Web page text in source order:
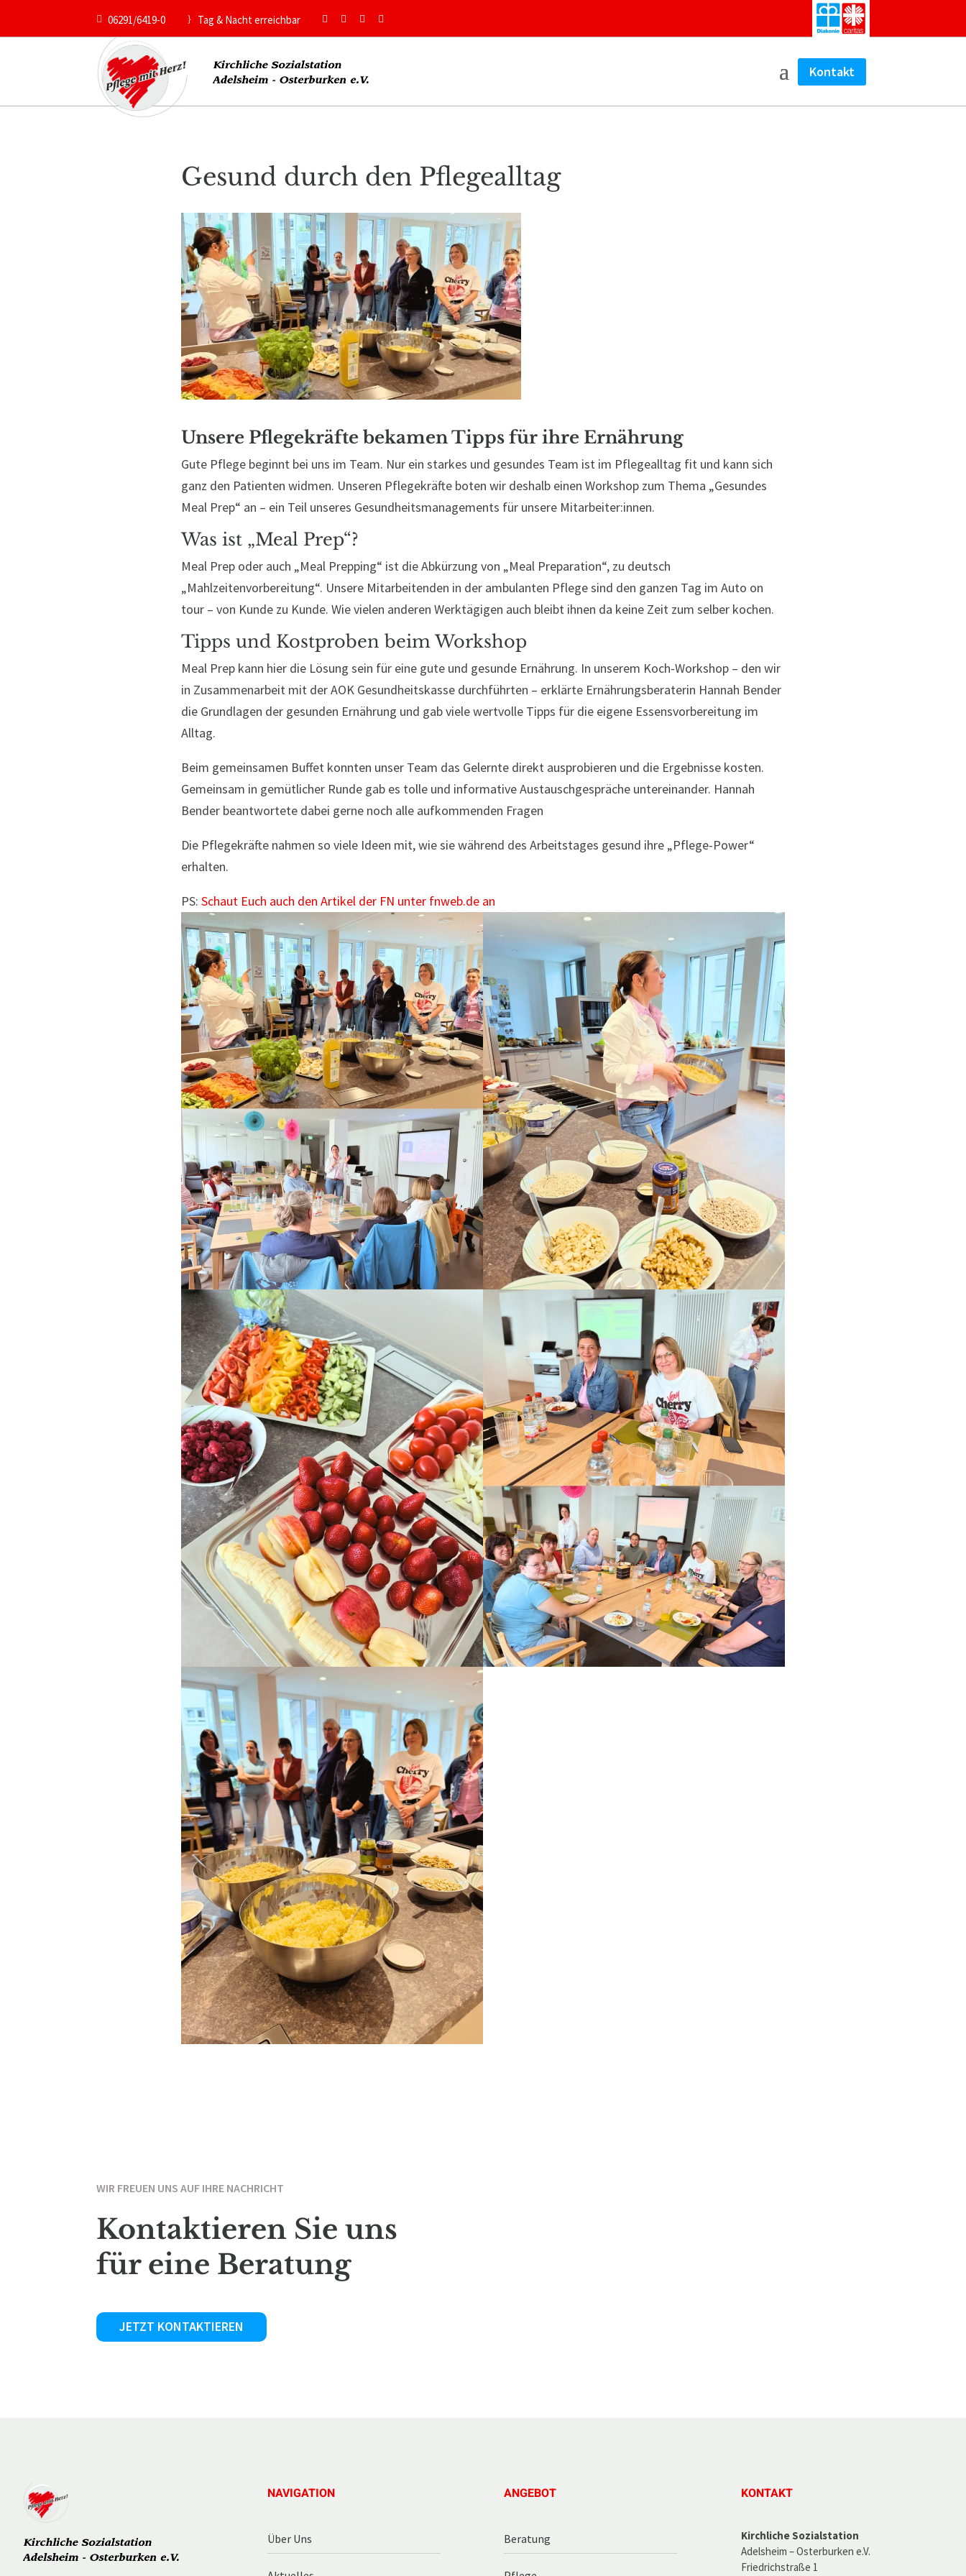
 06291/6419-0 } Tag & Nacht erreichbar    
Kontakt
Gesund durch den Pflegealltag
Unsere Pflegekräfte bekamen Tipps für ihre Ernährung
Gute Pflege beginnt bei uns im Team. Nur ein starkes und gesundes Team ist im Pflegealltag fit und kann sich
ganz den Patienten widmen. Unseren Pflegekräfte boten wir deshalb einen Workshop zum Thema „Gesundes
Meal Prep“ an – ein Teil unseres Gesundheitsmanagements für unsere Mitarbeiter:innen.
Was ist „Meal Prep“?
Meal Prep oder auch „Meal Prepping“ ist die Abkürzung von „Meal Preparation“, zu deutsch
„Mahlzeitenvorbereitung“. Unsere Mitarbeitenden in der ambulanten Pflege sind den ganzen Tag im Auto on
tour – von Kunde zu Kunde. Wie vielen anderen Werktägigen auch bleibt ihnen da keine Zeit zum selber kochen.
Tipps und Kostproben beim Workshop
Meal Prep kann hier die Lösung sein für eine gute und gesunde Ernährung. In unserem Koch-Workshop – den wir
in Zusammenarbeit mit der AOK Gesundheitskasse durchführten – erklärte Ernährungsberaterin Hannah Bender
die Grundlagen der gesunden Ernährung und gab viele wertvolle Tipps für die eigene Essensvorbereitung im
Alltag.
Beim gemeinsamen Buffet konnten unser Team das Gelernte direkt ausprobieren und die Ergebnisse kosten.
Gemeinsam in gemütlicher Runde gab es tolle und informative Austauschgespräche untereinander. Hannah
Bender beantwortete dabei gerne noch alle aufkommenden Fragen
Die Pflegekräfte nahmen so viele Ideen mit, wie sie während des Arbeitstages gesund ihre „Pflege-Power“
erhalten.
PS: Schaut Euch auch den Artikel der FN unter fnweb.de an
WIR FREUEN UNS AUF IHRE NACHRICHT
Kontaktieren Sie uns
für eine Beratung
JETZT KONTAKTIEREN
NAVIGATION
Über Uns
ANGEBOT
Beratung
KONTAKT
Kirchliche Sozialstation
Adelsheim – Osterburken e.V.
Friedrichstraße 1